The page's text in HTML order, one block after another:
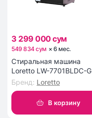
3 299 000 сум
549 834 сум ×6 мес.
Стиральная машина
Loretto LW-7701BLDC-G
Бренд: Loretto
В корзину